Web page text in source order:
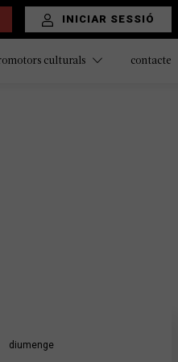
INICIAR SESSIÓ
culturals contacte
diumenge